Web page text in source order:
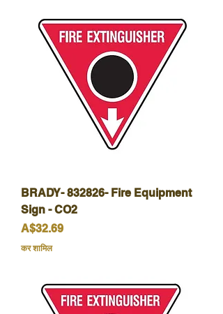
BRADY- 832826- Fire Equipment
Sign - CO2
मूल्य
A$32.69
कर शामिल